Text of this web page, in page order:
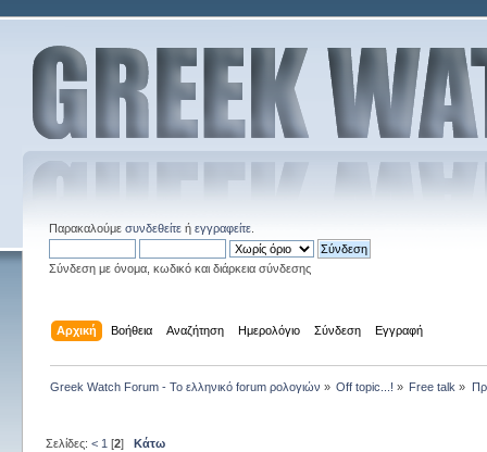
Παρακαλούμε συνδεθείτεή εγγραφείτε.
Σύνδεση με όνομα, κωδικό και διάρκεια σύνδεσης
Αρχική Βοήθεια Αναζήτηση Ημερολόγιο Σύνδεση Εγγραφή
Greek Watch Forum - Το ελληνικό forum ρολογιών » Off topic...! » Free talk »
Σελίδες: < 1 [2] Κάτω